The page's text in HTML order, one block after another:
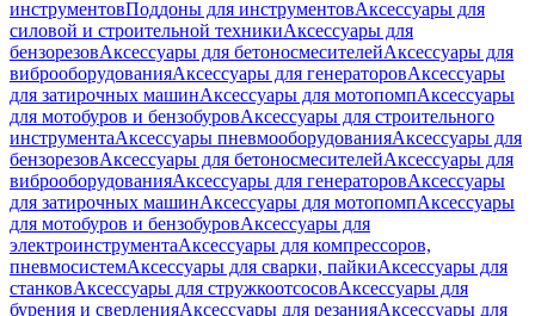
инструментовПоддоны для инструментовАксессуары для
силовой и строительной техникиАксессуары для
бензорезовАксессуары для бетоносмесителейАксессуары для
виброоборудованияАксессуары для генераторовАксессуары
для затирочных машинАксессуары для мотопомпАксессуары
для мотобуров и бензобуровАксессуары для строительного
инструментаАксессуары пневмооборудованияАксессуары для
бензорезовАксессуары для бетоносмесителейАксессуары для
виброоборудованияАксессуары для генераторовАксессуары
для затирочных машинАксессуары для мотопомпАксессуары
для мотобуров и бензобуровАксессуары для
электроинструментаАксессуары для компрессоров,
пневмосистемАксессуары для сварки, пайкиАксессуары для
станковАксессуары для стружкоотсосовАксессуары для
бурения и сверленияАксессуары для резанияАксессуары для